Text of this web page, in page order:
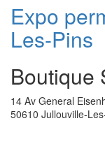
Expo
Les-Pins
Boutique
14 Av General
50610 Jullouville-